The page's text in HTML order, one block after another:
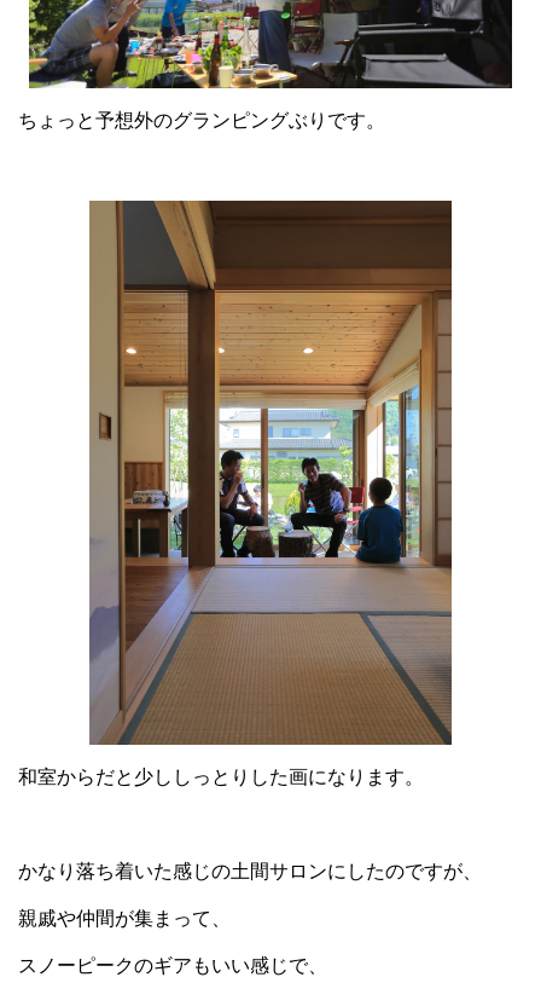
ちょっと予想外のグランピングぶりです。
和室からだと少ししっとりした画になります。
かなり落ち着いた感じの土間サロンにしたのですが、
親戚や仲間が集まって、
スノーピークのギアもいい感じで、